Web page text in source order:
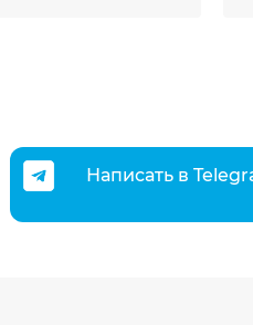
Написать в